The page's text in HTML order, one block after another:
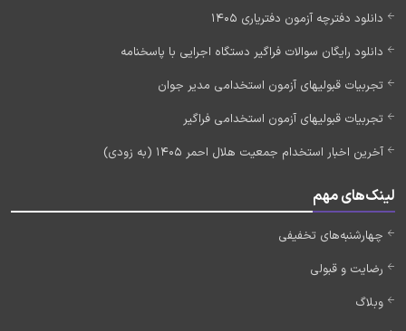
دانلود دفترچه آزمون دفتریاری 1405
دانلود رایگان سوالات فراگیر دستگاه اجرایی با پاسخنامه
تجربیات قبولیهای آزمون استخدامی مدیر جوان
تجربیات قبولیهای آزمون استخدامی فراگیر
آخرین اخبار استخدام جمعیت هلال احمر 1405 (به زودی)
لینک‌های مهم
چهارشنبه‌های تخفیفی
رضایت و قبولی
وبلاگ